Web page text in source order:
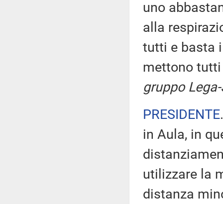
uno
alla
tutti e basta
mettono
gruppo
PRESIDENTE
in Aula, in
utilizzare la
distanza